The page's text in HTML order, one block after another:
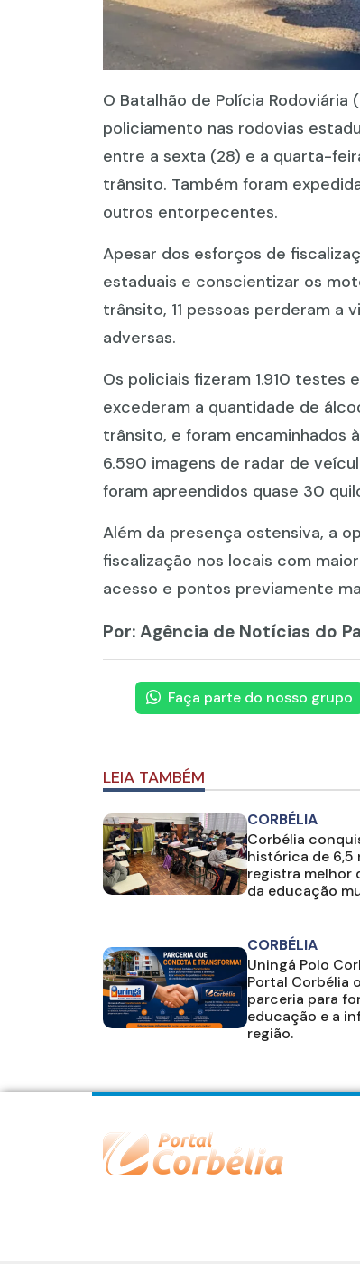
O Batalhão de Polícia Rodoviária
policiamento nas rodovias
entre a sexta (28) e a quarta-
trânsito. Também foram
outros entorpecentes.
Apesar dos esforços de
estaduais e conscientizar os
trânsito, 11 pessoas perderam a
adversas.
Os policiais fizeram 1.910
excederam a quantidade de
trânsito, e foram encaminhados
6.590 imagens de radar de
foram apreendidos quase 30
Além da presença ostensiva, a
fiscalização nos locais com
acesso e pontos previamente
Por: Agência de Notícias do
Faça parte do nosso grupo
LEIA TAMBÉM
CORBÉLIA
Corbélia
histórica de 6,5
registra melhor
da educação
CORBÉLIA
Uningá Polo
Portal Corbélia
parceria para
educação e a
região.